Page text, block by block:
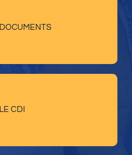
DOCUMENTS
LE CDI